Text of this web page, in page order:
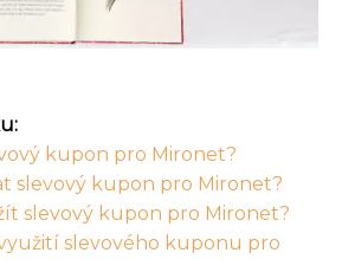
kupon pro Mironet?
slevový kupon pro Mironet?
slevový kupon pro Mironet?
slevového kuponu pro